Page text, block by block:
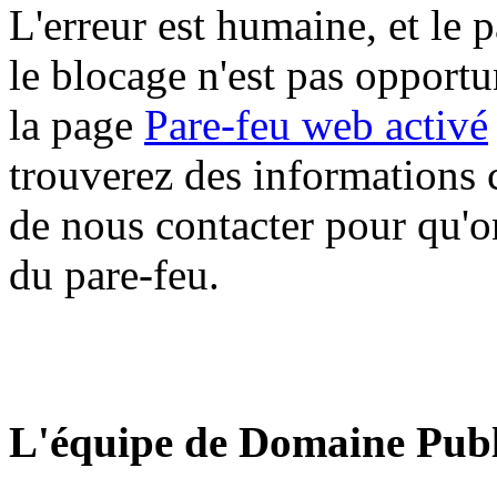
L'erreur est humaine, et le
le blocage n'est pas
la page Pare-feu web activé
trouverez des informations
de nous contacter pour
du pare-feu.
L'équipe de Domaine